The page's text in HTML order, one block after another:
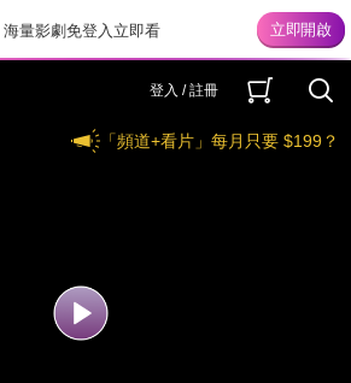
量影劇免登入立即看
登入 / 註冊
「頻道+看片」每月只要 $199？